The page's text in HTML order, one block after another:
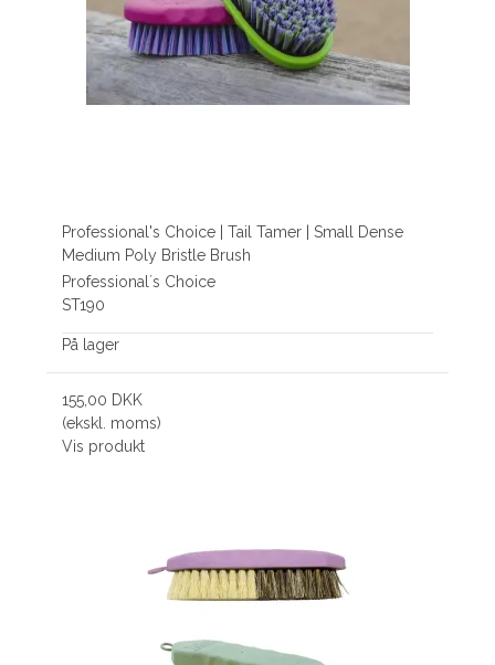
Professional's Choice | Tail Tamer | Small Dense
Medium Poly Bristle Brush
Professional´s Choice
ST190
På lager
155,00 DKK
(ekskl. moms)
Vis produkt